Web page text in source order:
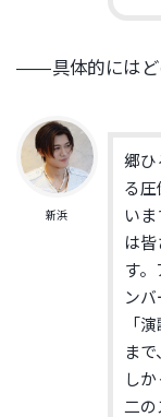
――具体的にはど
新浜
郷ひ
る圧
い
は
す
ンバ
「
ま
し
二の